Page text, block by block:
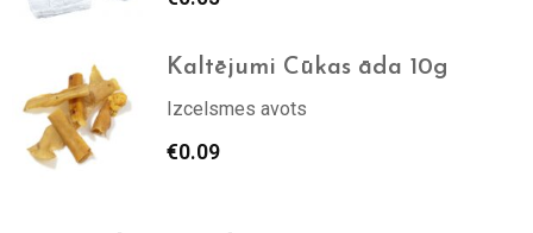
Kaltējumi Cūkas āda 10g
Izcelsmes avots
€0.09